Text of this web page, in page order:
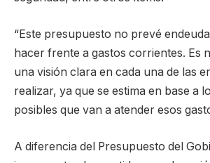
“Este presupuesto no prevé
hacer frente a gastos corrientes. Es
una visión clara en cada una de las
realizar, ya que se estima en base a
posibles que van a atender esos
A diferencia del Presupuesto del